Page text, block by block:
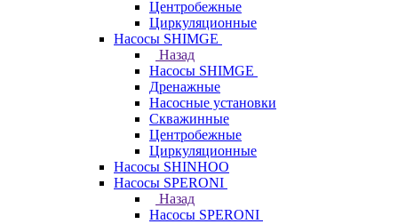
Центробежные
Циркуляционные
Насосы SHIMGE
Назад
Насосы SHIMGE
Дренажные
Насосные установки
Скважинные
Центробежные
Циркуляционные
Насосы SHINHOO
Насосы SPERONI
Назад
Насосы SPERONI